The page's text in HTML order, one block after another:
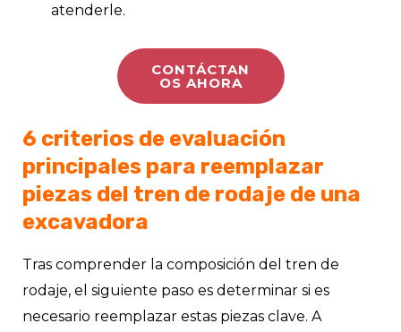
atenderle.
CONTÁCTAN
OS AHORA
6 criterios de evaluación
principales para reemplazar
piezas del tren de rodaje de una
excavadora
Tras comprender la composición del tren de
rodaje, el siguiente paso es determinar si es
necesario reemplazar estas piezas clave. A